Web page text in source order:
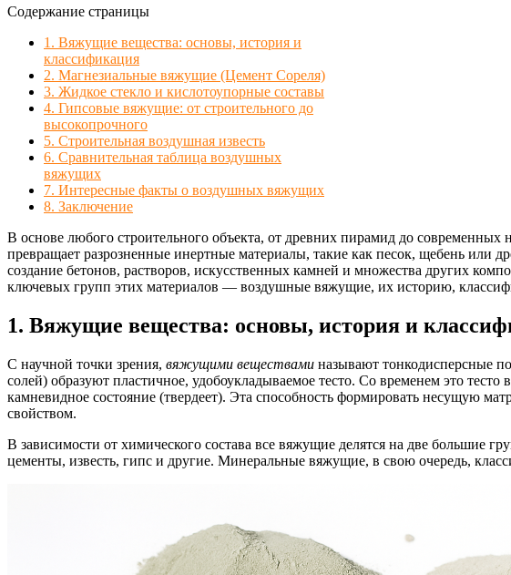
Содержание страницы
1. Вяжущие вещества: основы, история и
классификация
2. Магнезиальные вяжущие (Цемент Сореля)
3. Жидкое стекло и кислотоупорные составы
4. Гипсовые вяжущие: от строительного до
высокопрочного
5. Строительная воздушная известь
6. Сравнительная таблица воздушных
вяжущих
7. Интересные факты о воздушных вяжущих
8. Заключение
В основе любого строительного объекта, от древних пирамид до
превращает разрозненные инертные материалы, такие как песок, щебень
создание бетонов, растворов, искусственных камней и множества других
ключевых групп этих материалов — воздушные вяжущие, их историю,
1. Вяжущие вещества: основы, история и
С научной точки зрения, вяжущими веществами называют тонкодисперсные
солей) образуют пластичное, удобоукладываемое тесто. Со временем это
камневидное состояние (твердеет). Эта способность формировать несущую
свойством.
В зависимости от химического состава все вяжущие делятся на две большие
цементы, известь, гипс и другие. Минеральные вяжущие, в свою очередь,